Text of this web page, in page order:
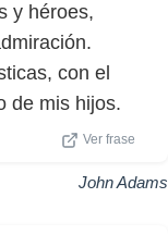
y héroes,
con el
de mis hijos.
Ver frase
John Adams